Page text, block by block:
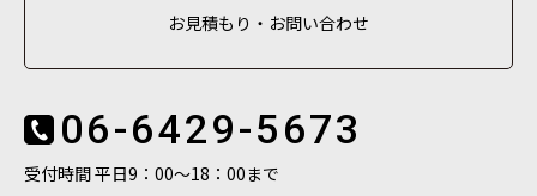
お見積もり・お問い合わせ
06-6429-5673
受付時間 平日9：00〜18：00まで